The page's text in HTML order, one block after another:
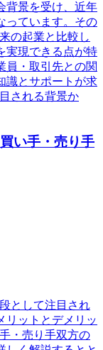
背景を受け、近年
っています。その
の起業と比較し
実現できる点が特
員・取引先との関
識とサポートが求
される背景か
い手・売り手
として注目され
リットとデメリッ
・売り手双方の